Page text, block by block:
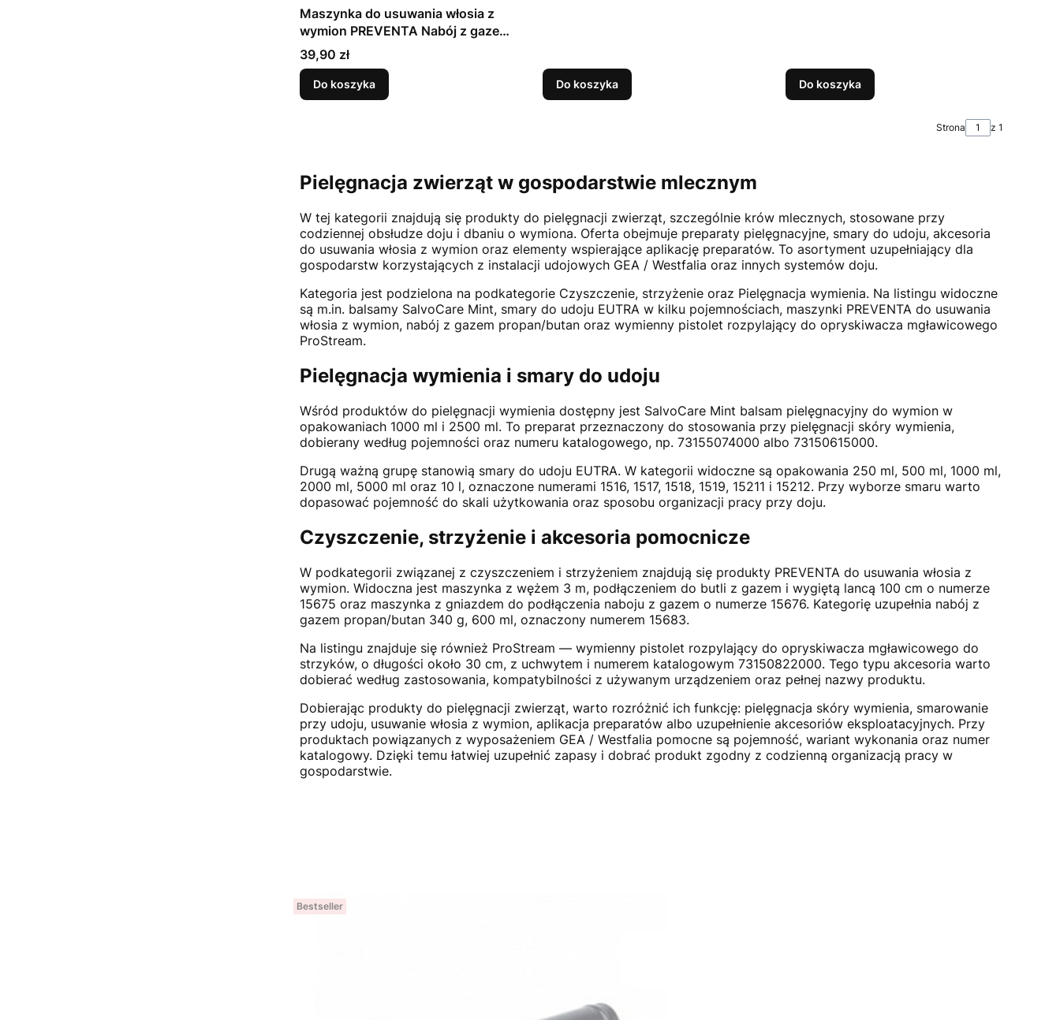
Maszynka do usuwania włosia z
wymion PREVENTA Nabój z gazem
propan/butan 340 gr, (600ml)
(15683)
Cena
39,90 zł
Do koszyka Do koszyka Do koszyka
Strona z 1
Pielęgnacja zwierząt w gospodarstwie mlecznym
W tej kategorii znajdują się produkty do pielęgnacji zwierząt, szczególnie krów mlecznych, stosowane przy
codziennej obsłudze doju i dbaniu o wymiona. Oferta obejmuje preparaty pielęgnacyjne, smary do udoju, akcesoria
do usuwania włosia z wymion oraz elementy wspierające aplikację preparatów. To asortyment uzupełniający dla
gospodarstw korzystających z instalacji udojowych GEA / Westfalia oraz innych systemów doju.
Kategoria jest podzielona na podkategorie Czyszczenie, strzyżenie oraz Pielęgnacja wymienia. Na listingu widoczne
są m.in. balsamy SalvoCare Mint, smary do udoju EUTRA w kilku pojemnościach, maszynki PREVENTA do usuwania
włosia z wymion, nabój z gazem propan/butan oraz wymienny pistolet rozpylający do opryskiwacza mgławicowego
ProStream.
Pielęgnacja wymienia i smary do udoju
Wśród produktów do pielęgnacji wymienia dostępny jest SalvoCare Mint balsam pielęgnacyjny do wymion w
opakowaniach 1000 ml i 2500 ml. To preparat przeznaczony do stosowania przy pielęgnacji skóry wymienia,
dobierany według pojemności oraz numeru katalogowego, np. 73155074000 albo 73150615000.
Drugą ważną grupę stanowią smary do udoju EUTRA. W kategorii widoczne są opakowania 250 ml, 500 ml, 1000 ml,
2000 ml, 5000 ml oraz 10 l, oznaczone numerami 1516, 1517, 1518, 1519, 15211 i 15212. Przy wyborze smaru warto
dopasować pojemność do skali użytkowania oraz sposobu organizacji pracy przy doju.
Czyszczenie, strzyżenie i akcesoria pomocnicze
W podkategorii związanej z czyszczeniem i strzyżeniem znajdują się produkty PREVENTA do usuwania włosia z
wymion. Widoczna jest maszynka z wężem 3 m, podłączeniem do butli z gazem i wygiętą lancą 100 cm o numerze
15675 oraz maszynka z gniazdem do podłączenia naboju z gazem o numerze 15676. Kategorię uzupełnia nabój z
gazem propan/butan 340 g, 600 ml, oznaczony numerem 15683.
Na listingu znajduje się również ProStream — wymienny pistolet rozpylający do opryskiwacza mgławicowego do
strzyków, o długości około 30 cm, z uchwytem i numerem katalogowym 73150822000. Tego typu akcesoria warto
dobierać według zastosowania, kompatybilności z używanym urządzeniem oraz pełnej nazwy produktu.
Dobierając produkty do pielęgnacji zwierząt, warto rozróżnić ich funkcję: pielęgnacja skóry wymienia, smarowanie
przy udoju, usuwanie włosia z wymion, aplikacja preparatów albo uzupełnienie akcesoriów eksploatacyjnych. Przy
produktach powiązanych z wyposażeniem GEA / Westfalia pomocne są pojemność, wariant wykonania oraz numer
katalogowy. Dzięki temu łatwiej uzupełnić zapasy i dobrać produkt zgodny z codzienną organizacją pracy w
gospodarstwie.
Bestseller